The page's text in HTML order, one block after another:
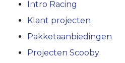
Intro Racing
Klant projecten
Pakketaanbiedingen
Projecten Scooby